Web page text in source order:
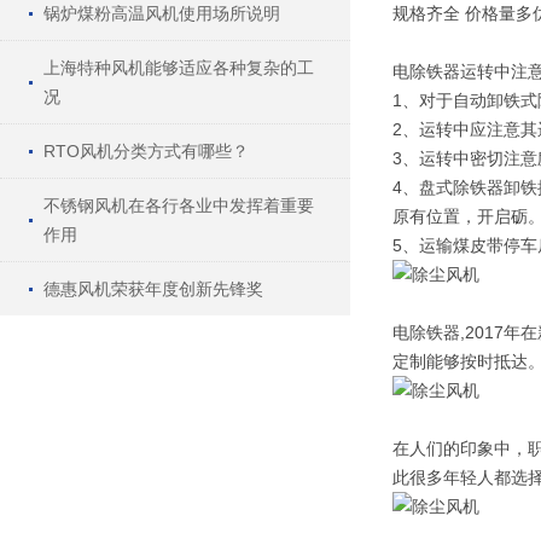
锅炉煤粉高温风机使用场所说明
上海特种风机能够适应各种复杂的工
况
RTO风机分类方式有哪些？
不锈钢风机在各行各业中发挥着重要
作用
德惠风机荣获年度创新先锋奖
规格齐全 价格量多
电除铁器运转中注
1、对于自动卸铁
2、运转中应注意
3、运转中密切注
4、盘式除铁器卸
原有位置，开启砺
5、运输煤皮带停
电除铁器,2017年
定制能够按时抵达
在人们的印象中，
此很多年轻人都选